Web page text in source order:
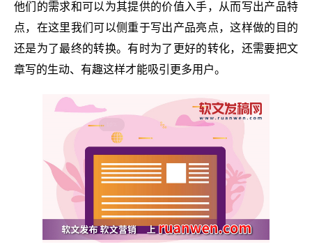
他们的需求和可以为其提供的价值入手，从而写出产品特
点，在这里我们可以侧重于写出产品亮点，这样做的目的
还是为了最终的转换。有时为了更好的转化，还需要把文
章写的生动、有趣这样才能吸引更多用户。